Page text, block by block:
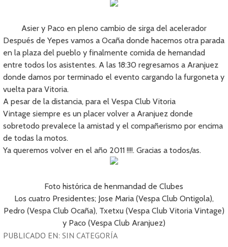
Asier y Paco en pleno cambio de sirga del acelerador
Después de Yepes vamos a Ocaña donde hacemos otra parada
en la plaza del pueblo y finalmente comida de hemandad
entre todos los asistentes. A las 18:30 regresamos a Aranjuez
donde damos por terminado el evento cargando la furgoneta y
vuelta para Vitoria.
A pesar de la distancia, para el Vespa Club Vitoria
Vintage siempre es un placer volver a Aranjuez donde
sobretodo prevalece la amistad y el compañerismo por encima
de todas la motos.
Ya queremos volver en el año 2011 !!!!. Gracias a todos/as.
Foto histórica de henmandad de Clubes
Los cuatro Presidentes; Jose Maria (Vespa Club Ontigola),
Pedro (Vespa Club Ocaña), Txetxu (Vespa Club Vitoria Vintage)
y Paco (Vespa Club Aranjuez)
PUBLICADO EN:SIN CATEGORÍA